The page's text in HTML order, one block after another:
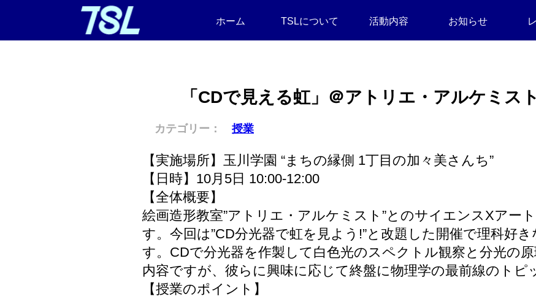
ホーム TSLについて 活動内容 お知らせ
「CDで見える虹」＠アトリエ・アルケミス
カテゴリー： 授業
【実施場所】玉川学園 “まちの縁側 1丁目の加々美さんち”
【日時】10月5日 10:00-12:00
【全体概要】
絵画造形教室”アトリエ・アルケミスト”とのサイエンスXアー
す。今回は”CD分光器で虹を見よう!”と改題した開催で理科好
す。CDで分光器を作製して白色光のスペクトル観察と分光の
内容ですが、彼らに興味に応じて終盤に物理学の最前線のトピ
【授業のポイント】